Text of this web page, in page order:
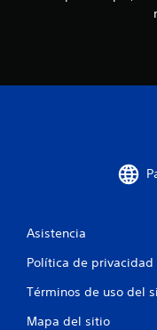
Asistencia
Política de privacidad
Términos de uso del
Mapa del sitio